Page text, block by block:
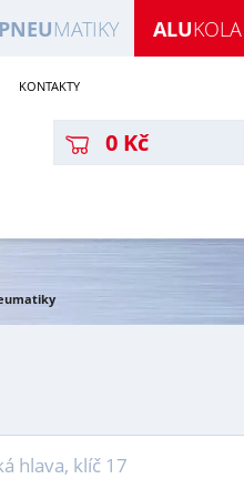
ALUKOLA
PNEUMATIKY
KONTAKTY
0 Kč
hlava, klíč 17